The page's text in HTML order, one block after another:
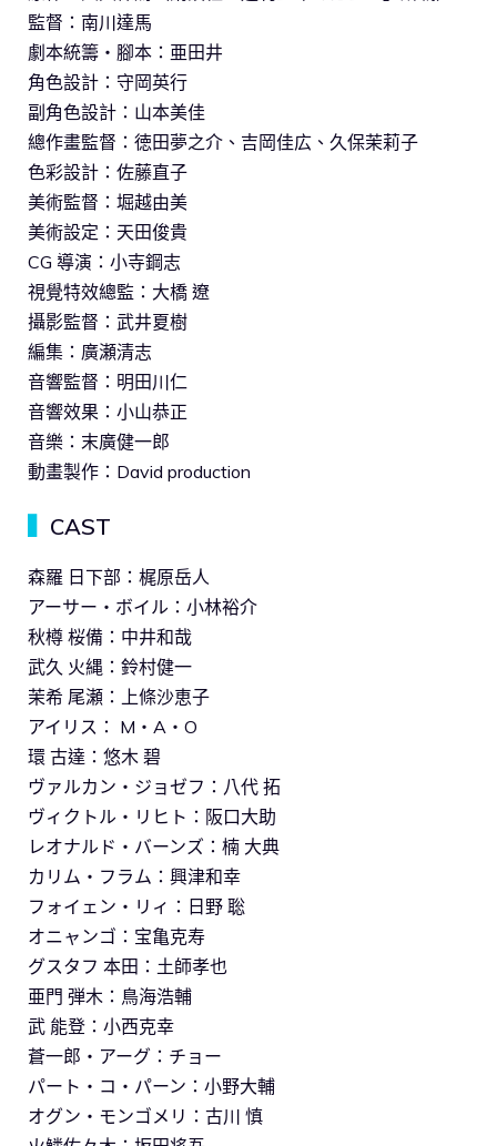
監督：南川達馬
劇本統籌・腳本：亜田井
角色設計：守岡英行
副角色設計：山本美佳
總作畫監督：徳田夢之介、吉岡佳広、久保茉莉子
色彩設計：佐藤直子
美術監督：堀越由美
美術設定：天田俊貴
CG 導演：小寺鋼志
視覺特效總監：大橋 遼
攝影監督：武井夏樹
編集：廣瀬清志
音響監督：明田川仁
音響效果：小山恭正
音樂：末廣健一郎
動畫製作：David production
CAST
森羅 日下部：梶原岳人
アーサー・ボイル：小林裕介
秋樽 桜備：中井和哉
武久 火縄：鈴村健一
茉希 尾瀬：上條沙恵子
アイリス： M・A・O
環 古達：悠木 碧
ヴァルカン・ジョゼフ：八代 拓
ヴィクトル・リヒト：阪口大助
レオナルド・バーンズ：楠 大典
カリム・フラム：興津和幸
フォイェン・リィ：日野 聡
オニャンゴ：宝亀克寿
グスタフ 本田：土師孝也
亜門 弾木：鳥海浩輔
武 能登：小西克幸
蒼一郎・アーグ：チョー
パート・コ・パーン：小野大輔
オグン・モンゴメリ：古川 慎